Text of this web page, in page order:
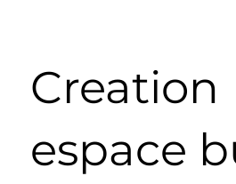
Creation
espace